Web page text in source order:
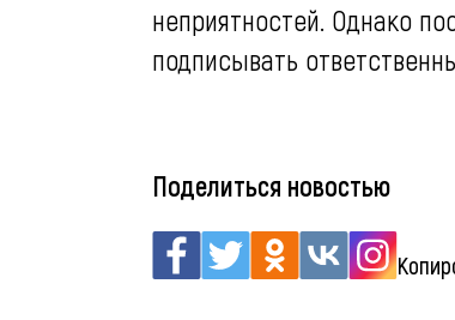
неприятностей. Однако
подписывать
Поделиться новостью